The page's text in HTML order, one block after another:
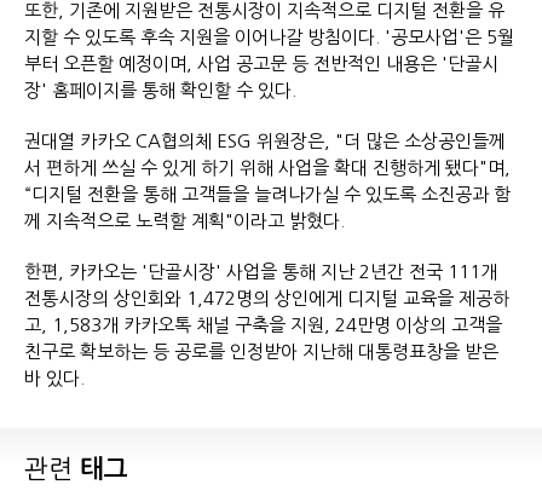
또한, 기존에 지원받은 전통시장이 지속적으로 디지털 전환을 유
지할 수 있도록 후속 지원을 이어나갈 방침이다. '공모사업'은 5월
부터 오픈할 예정이며, 사업 공고문 등 전반적인 내용은 '단골시
장' 홈페이지를 통해 확인할 수 있다.
권대열 카카오 CA협의체 ESG 위원장은, "더 많은 소상공인들께
서 편하게 쓰실 수 있게 하기 위해 사업을 확대 진행하게 됐다"며,
“디지털 전환을 통해 고객들을 늘려나가실 수 있도록 소진공과 함
께 지속적으로 노력할 계획"이라고 밝혔다.
한편, 카카오는 '단골시장' 사업을 통해 지난 2년간 전국 111개
전통시장의 상인회와 1,472명의 상인에게 디지털 교육을 제공하
고, 1,583개 카카오톡 채널 구축을 지원, 24만명 이상의 고객을
친구로 확보하는 등 공로를 인정받아 지난해 대통령표창을 받은
바 있다.
관련 태그